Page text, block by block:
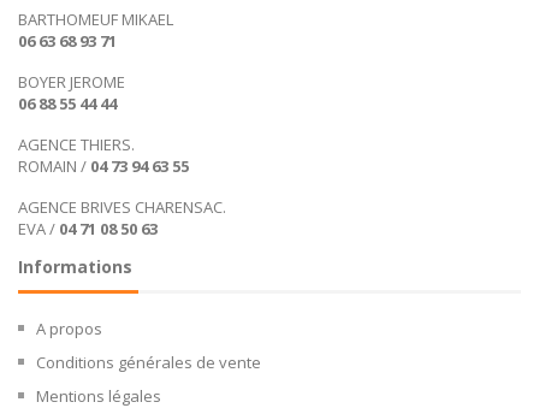
BARTHOMEUF MIKAEL
06 63 68 93 71
BOYER JEROME
06 88 55 44 44
AGENCE THIERS.
ROMAIN / 04 73 94 63 55
AGENCE BRIVES CHARENSAC.
EVA / 04 71 08 50 63
Informations
A propos
Conditions générales de vente
Mentions légales